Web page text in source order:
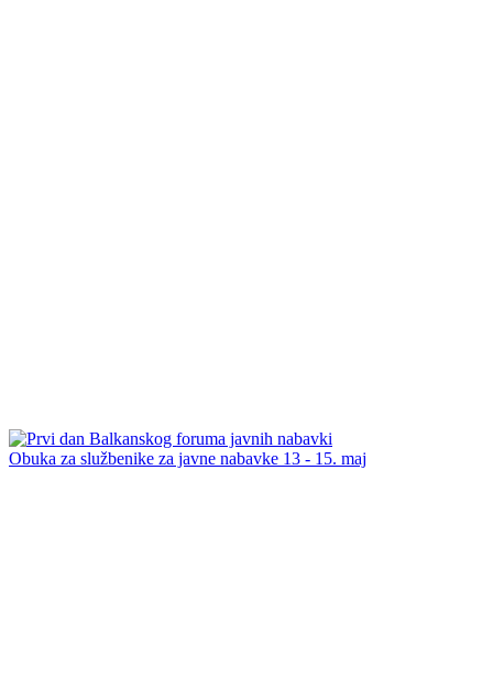
Obuka za službenike za javne nabavke 13 - 15. maj